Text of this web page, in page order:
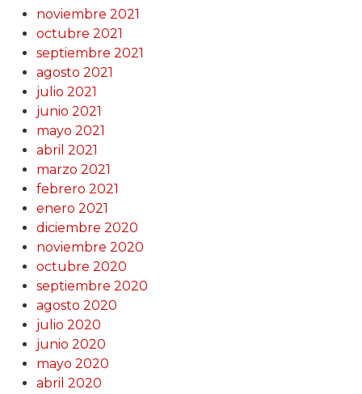
noviembre 2021
octubre 2021
septiembre 2021
agosto 2021
julio 2021
junio 2021
mayo 2021
abril 2021
marzo 2021
febrero 2021
enero 2021
diciembre 2020
noviembre 2020
octubre 2020
septiembre 2020
agosto 2020
julio 2020
junio 2020
mayo 2020
abril 2020